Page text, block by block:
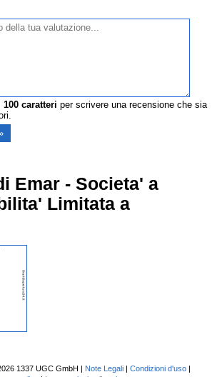
100 caratteri per scrivere una recensione che sia
Emar - Societa' a
Limitata a
1337 UGC GmbH | Note Legali| Condizioni d'uso|